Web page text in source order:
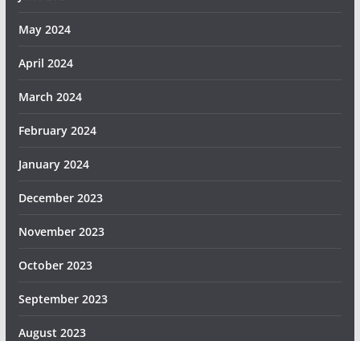
May 2024
April 2024
March 2024
February 2024
January 2024
December 2023
November 2023
October 2023
September 2023
August 2023